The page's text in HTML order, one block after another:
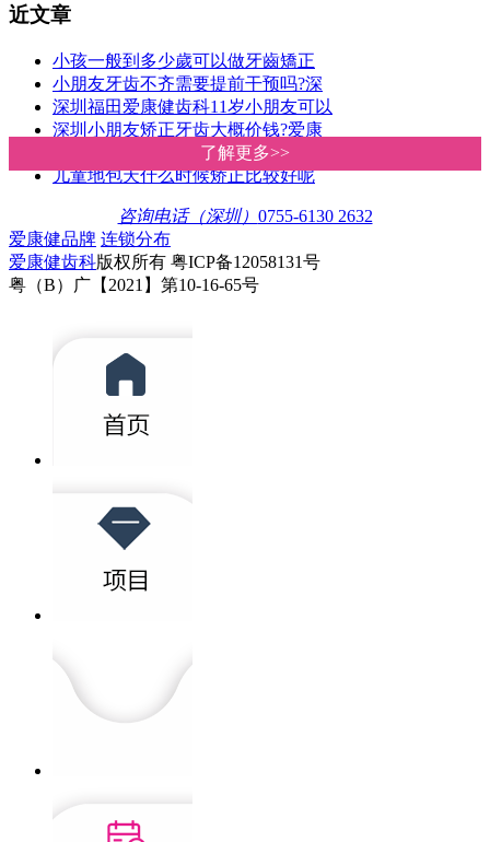
了解更多>>
了解更多>>
近文章
小孩一般到多少歲可以做牙齒矯正
小朋友牙齿不齐需要提前干预吗?深
深圳福田爱康健齿科11岁小朋友可以
深圳小朋友矫正牙齿大概价钱?爱康
如何干预和纠正孩子错颌畸形？深
儿童地包天什么时候矫正比较好呢
咨询电话（深圳） 0755-6130 2632
爱康健品牌 连锁分布
爱康健齿科版权所有 粤ICP备12058131号
粤（B）广【2021】第10-16-65号